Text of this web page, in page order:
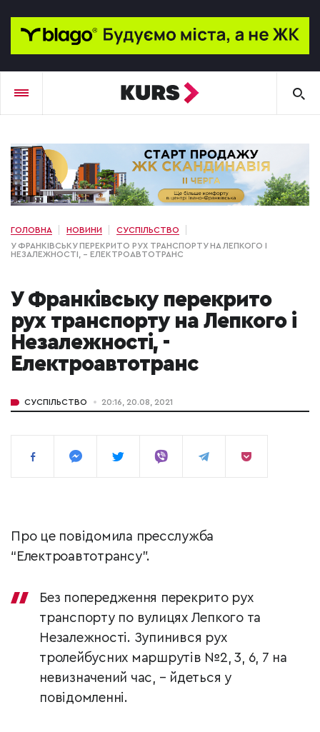
ГОЛОВНА НОВИНИ
СУСПІЛЬСТВО
У ФРАНКІВСЬКУ ПЕРЕКРИТО РУХ ТРАНСПОРТУ НА ЛЕПКОГО І
НЕЗАЛЕЖНОСТІ, - ЕЛЕКТРОАВТОТРАНС
У Франківську перекрито
рух транспорту на Лепкого і
Незалежності, -
Електроавтотранс
СУСПІЛЬСТВО 20:16, 20.08, 2021
Про це повідомила пресслужба
“Електроавтотрансу”.
Без попередження перекрито рух
транспорту по вулицях Лепкого та
Незалежності. Зупинився рух
тролейбусних маршрутів №2, 3, 6, 7 на
невизначений час, – йдеться у
повідомленні.